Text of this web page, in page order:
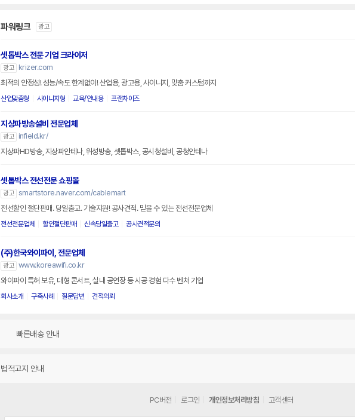
파워링크 광고
셋톱박스 전문 기업 크라이저
광고
krizer.com
최적의 안정성! 성능/속도 한계없이! 산업용, 광고용, 사이니지, 맞춤 커스텀까지
산업맞춤형 사이니지형 교육/안내용 프랜차이즈
지상파방송설비 전문업체
광고
infield.kr/
지상파HD방송, 지상파안테나, 위성방송, 셋톱박스, 공시청설비, 공청안테나
셋톱박스 전선전문 쇼핑몰
광고 smartstore.naver.com/cablemart
전선할인 절단판매. 당일출고. 기술지원! 공사견적. 믿을 수 있는 전선전문업체
전선전문업체 할인절단판매 신속당일출고 공사견적문의
(주)한국와이파이, 전문업체
광고 www.koreawifi.co.kr
와이파이 특허 보유, 대형 콘서트, 실내 공연장 등 시공 경험 다수 벤처 기업
회사소개 구축사례 질문답변 견적의뢰
빠른배송 안내
법적고지 안내
PC버전 로그인 개인정보처리방침 고객센터